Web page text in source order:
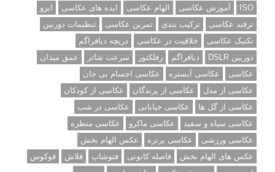
ISO آموزش عکاسی الهام عکاسی ایده های عکاسی
ایزو
ترفند عکاسی
ترکیب بندی تمرین عکاسی
تنظیمات دوربین
تکنیک عکاسی
خلاقیت در عکاسی
دریچه دیافراگم
دوربین DSLR
دیافراگم رفلکتور سرعت شاتر
عمق میدان
عکاسی
عکاسی آبستره
عکاسی اجسام بی جان
عکاسی از مدل
عکاسی از پرندگان
عکاسی از کودکان
عکاسی از گل ها
عکاسی خیابانی
عکاسی در شب
عکاسی سیاه و سفید
عکاسی ماکرو
عکاسی منظره
عکاسی ورزشی
عکاسی پرتره
عکس الهام بخش
عکس های الهام بخش
فاصله کانونی فتوشاپ فلاش
فوکوس